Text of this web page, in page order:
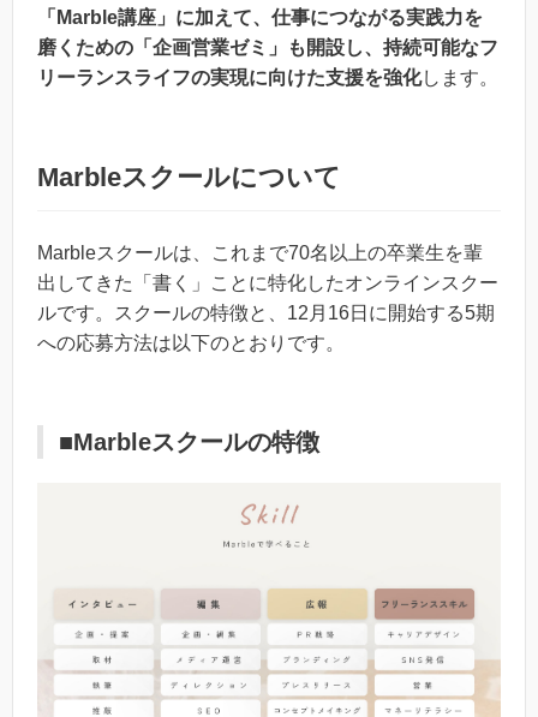
「Marble講座」に加えて、仕事につながる実践力を
磨くための「企画営業ゼミ」も開設し、持続可能なフ
リーランスライフの実現に向けた支援を強化します。
Marbleスクールについて
Marbleスクールは、これまで70名以上の卒業生を輩
出してきた「書く」ことに特化したオンラインスクー
ルです。スクールの特徴と、12月16日に開始する5期
への応募方法は以下のとおりです。
■Marbleスクールの特徴